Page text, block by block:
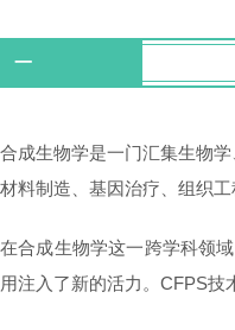
一
合成生物学是一门汇集生物
材料制造、基因治疗、组织
在合成生物学这一跨学科领
用注入了新的活力。CFPS